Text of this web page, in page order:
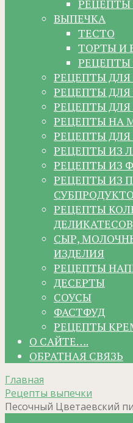
РЕЦЕПТЫ
ВЫПЕЧКА
ТЕСТО
ТОРТЫ И
РЕЦЕПТЫ
РЕЦЕПТЫ
РЕЦЕПТЫ
РЕЦЕПТЫ ДЛЯ
РЕЦЕПТЫ НА
РЕЦЕПТЫ
РЕЦЕПТЫ ИЗ
РЕЦЕПТЫ ИЗ
РЕЦЕПТЫ ИЗ
РЕЦЕПТЫ
СЫР,
ИЗДЕЛИЯ
РЕЦЕПТЫ
ДЕСЕРТЫ
СОУСЫ
ФАСТФУД
РЕЦЕПТЫ
О САЙТЕ….
ОБРАТНАЯ СВЯЗЬ
Главная
Рецепты выпечки
Песочный Цветаевский